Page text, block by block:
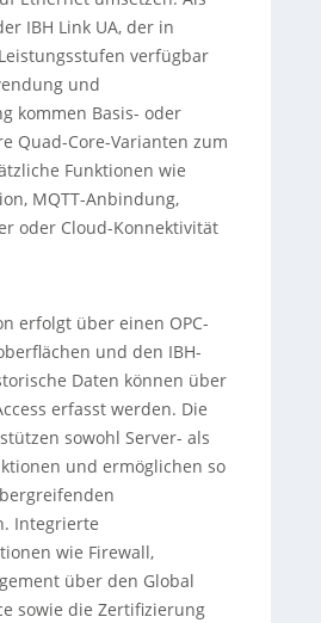
IBH Link UA, der in
verfügbar
und
kommen Basis- oder
Quad-Core-Varianten zum
Funktionen wie
MQTT-Anbindung,
oder Cloud-Konnektivität
erfolgt über einen OPC-
und den IBH-
Daten können über
erfasst werden. Die
sowohl Server- als
und ermöglichen so
Integrierte
wie Firewall,
über den Global
sowie die Zertifizierung